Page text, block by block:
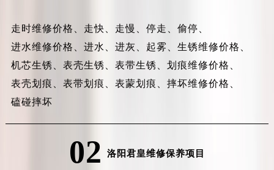
走时维修价格、 走快、 走慢、 停走、 偷停、
进水维修价格、 进水、 进灰、 起雾、 生锈维修价格、
机芯生锈、 表壳生锈、 表带生锈、 划痕维修价格、
表壳划痕、 表带划痕、 表蒙划痕、 摔坏维修价格、
磕碰摔坏
02 洛阳君皇维修保养项目